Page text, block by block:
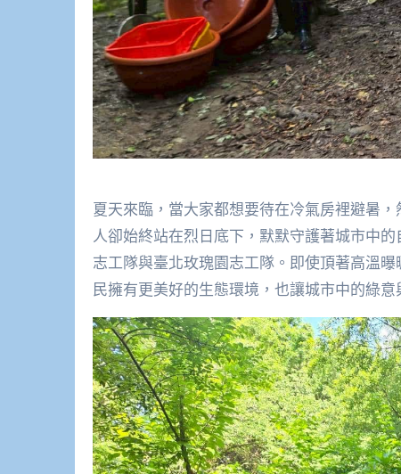
夏天來臨，當大家都想要待在冷氣房裡避暑
人卻始終站在烈日底下，默默守護著城市中
志工隊與臺北玫瑰園志工隊。即使頂著高溫
民擁有更美好的生態環境，也讓城市中的綠意